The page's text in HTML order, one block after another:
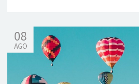
08
AGO